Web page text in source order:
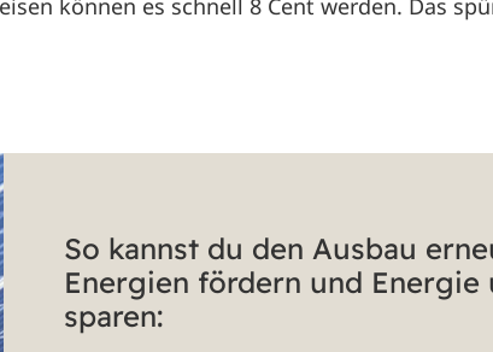
können es schnell 8 Cent werden. Das
So kannst du den Ausbau
Energien fördern und Energie
sparen: